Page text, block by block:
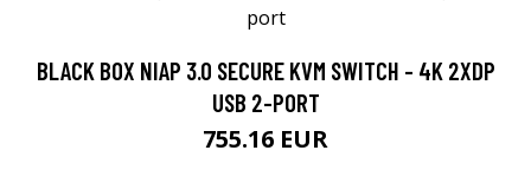
BLACK BOX NIAP 3.0 SECURE KVM SWITCH - 4K 2XDP
USB 2-PORT
755.16 EUR